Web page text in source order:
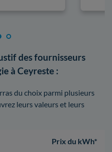
des fournisseurs
à Ceyreste :
du choix parmi plusieurs
leurs valeurs et leurs
Prix du kWh*